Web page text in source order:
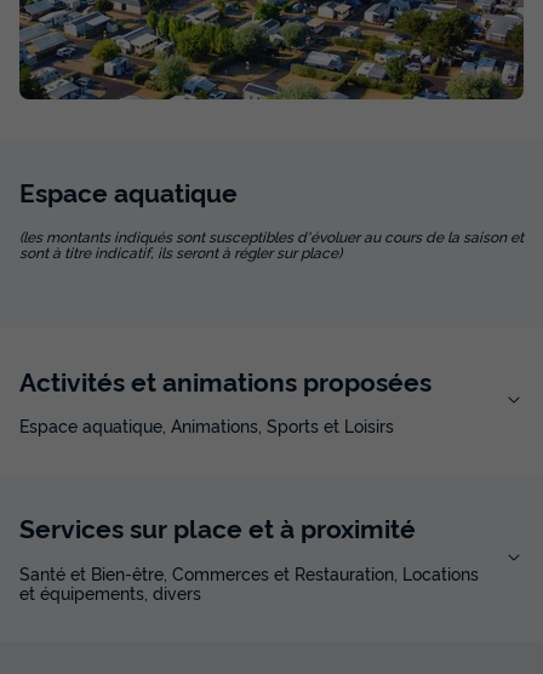
Espace aquatique
(les montants indiqués sont susceptibles d'évoluer au cours de la saison et
sont à titre indicatif, ils seront à régler sur place)
Activités et animations proposées
Espace aquatique, Animations, Sports et Loisirs
Services sur place et à proximité
Santé et Bien-être, Commerces et Restauration, Locations
et équipements, divers